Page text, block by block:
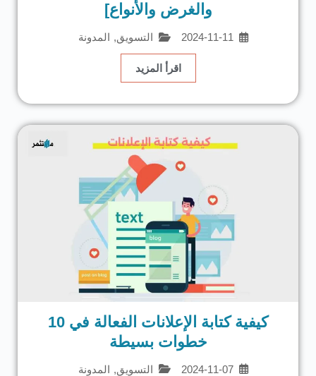
والغرض والأنواع]
2024-11-11 التسويق, المدونة
اقرأ المزيد
كيفية كتابة الإعلانات الفعالة في 10
خطوات بسيطة
2024-11-07 التسويق, المدونة